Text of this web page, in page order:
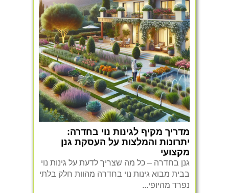
מדריך מקיף לגינות נוי בחדרה:
יתרונות והמלצות על העסקת גנן
מקצועי
גנן בחדרה – כל מה שצריך לדעת על גינות נוי
בבית מבוא גינות נוי בחדרה מהוות חלק בלתי
נפרד מהיופי...